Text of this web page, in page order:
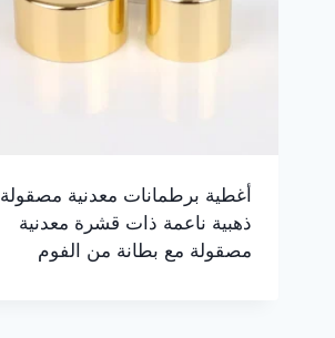
أغطية برطمانات معدنية مصقولة
ذهبية ناعمة ذات قشرة معدنية
مصقولة مع بطانة من الفوم